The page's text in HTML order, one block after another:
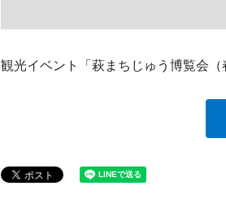
観光イベント「萩まちじゅう博覧会（